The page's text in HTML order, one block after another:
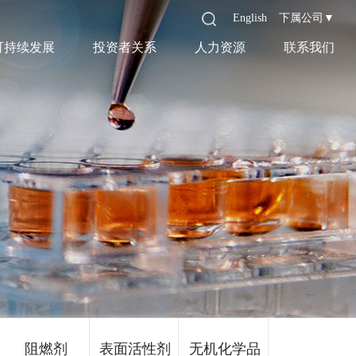
下属公司▼
English
持续发展 投资者关系 人力资源 联系我们
阻燃剂 表面活性剂 无机化学品